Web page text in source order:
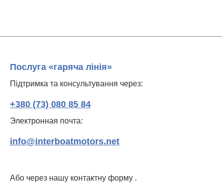
Послуга «гаряча лінія»
Підтримка та консультування через:
+380 (73) 080 85 84
Электронная почта:
info@interboatmotors.net
Або через нашу контактну форму .